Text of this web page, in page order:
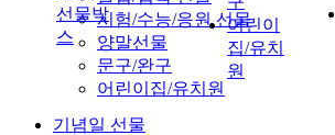
시험/수능/응원 선물
양말선물
문구/완구
어린이집/유치원
기념일 선물
선물박
스
어린이
집/유치
원